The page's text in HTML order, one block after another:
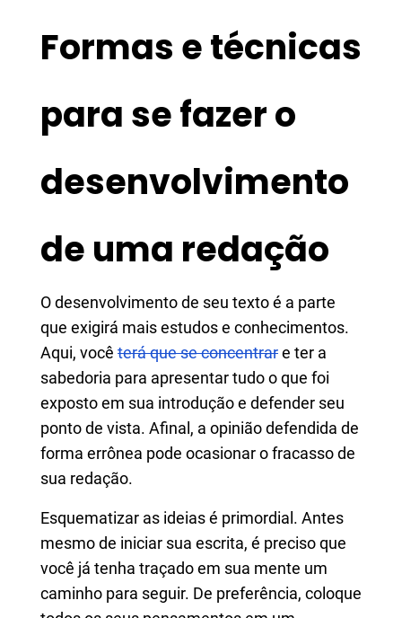
Formas e técnicas
para se fazer o
desenvolvimento
de uma redação
O desenvolvimento de seu texto é a parte
que exigirá mais estudos e conhecimentos.
Aqui, você terá que se concentrare ter a
sabedoria para apresentar tudo o que foi
exposto em sua introdução e defender seu
ponto de vista. Afinal, a opinião defendida de
forma errônea pode ocasionar o fracasso de
sua redação.
Esquematizar as ideias é primordial. Antes
mesmo de iniciar sua escrita, é preciso que
você já tenha traçado em sua mente um
caminho para seguir. De preferência, coloque